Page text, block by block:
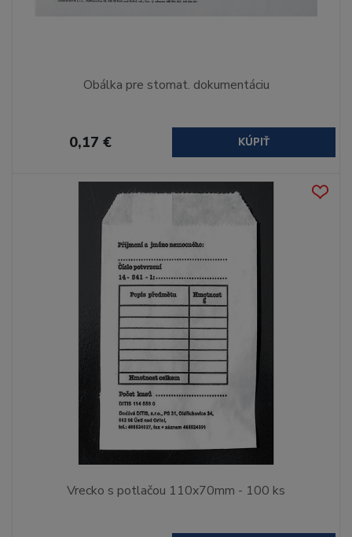
Obálka pre stomat. dokumentáciu
0,17 € KÚPIŤ
Vrecko s potlačou 110x70mm - 100 ks